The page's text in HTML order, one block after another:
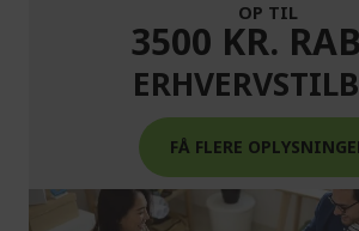
OP TIL
3500 KR.
FÅ FLERE